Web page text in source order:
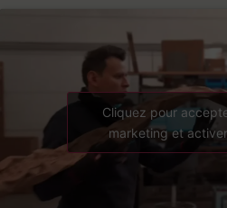
Cliquez pour
marketing et